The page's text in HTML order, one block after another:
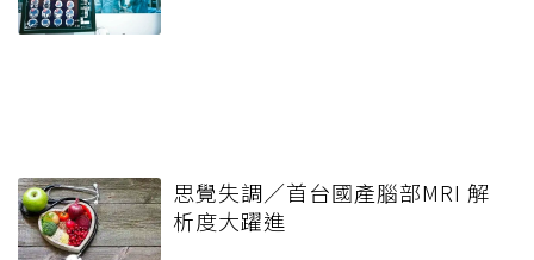
思覺失調／首台國產腦部MRI 解
析度大躍進